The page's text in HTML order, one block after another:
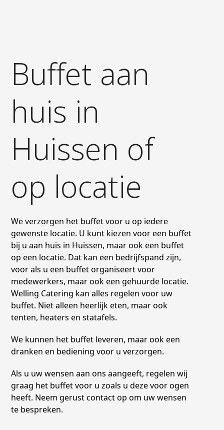
Buffet aan
huis in
Huissen of
op locatie
We verzorgen het buffet voor u op iedere
gewenste locatie. U kunt kiezen voor een buffet
bij u aan huis in Huissen, maar ook een buffet
op een locatie. Dat kan een bedrijfspand zijn,
voor als u een buffet organiseert voor
medewerkers, maar ook een gehuurde locatie.
Welling Catering kan alles regelen voor uw
buffet. Niet alleen heerlijk eten, maar ook
tenten, heaters en statafels.
We kunnen het buffet leveren, maar ook een
dranken en bediening voor u verzorgen.
Als u uw wensen aan ons aangeeft, regelen wij
graag het buffet voor u zoals u deze voor ogen
heeft. Neem gerust contact op om uw wensen
te bespreken.